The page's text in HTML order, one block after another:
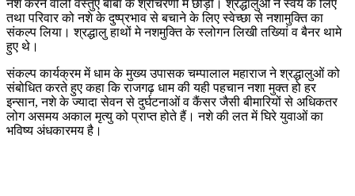
नशे करने वाली वस्तुएं बाबा के श्रीचरणों में छोड़ी। श्रद्धालुओं ने स्वयं के लिए
तथा परिवार को नशे के दुष्प्रभाव से बचाने के लिए स्वेच्छा से नशामुक्ति का
संकल्प लिया। श्रद्धालु हाथों मे नशमुक्ति के स्लोगन लिखी तख्यिां व बैनर थामे
हुए थे।
संकल्प कार्यक्रम में धाम के मुख्य उपासक चम्पालाल महाराज ने श्रद्धालुओं को
संबोधित करते हुए कहा कि राजगढ़ धाम की यही पहचान नशा मुक्त हो हर
इन्सान, नशे के ज्यादा सेवन से दुर्घटनाओं व कैंसर जैसी बीमारियों से अधिकतर
लोग असमय अकाल मृत्यु को प्राप्त होते हैं। नशे की लत में घिरे युवाओं का
भविष्य अंधकारमय है।